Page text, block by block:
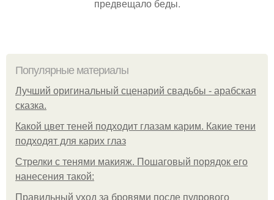
предвещало беды.
Популярные материалы
Лучший оригинальный сценарий свадьбы - арабская
сказка.
Какой цвет теней подходит глазам карим. Какие тени
подходят для карих глаз
Стрелки с тенями макияж. Пошаговый порядок его
нанесения такой:
Правильный уход за бровями после пудрового